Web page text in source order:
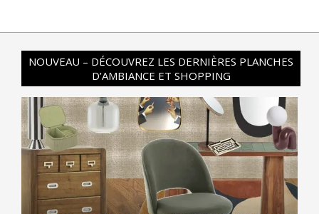
NOUVEAU – DÉCOUVREZ LES DERNIÈRES PLANCHES
D’AMBIANCE ET SHOPPING